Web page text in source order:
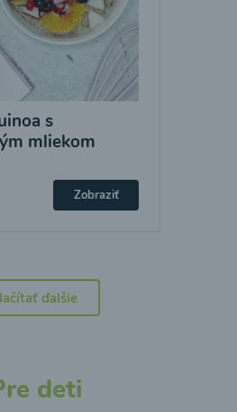
s
mliekom
Zobraziť
ďalšie
deti